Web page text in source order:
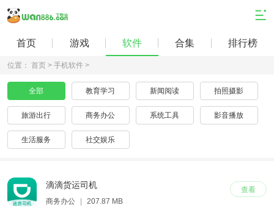
首页 游戏 软件 合集 排行榜
位置： 首页 > 手机软件 >
全部 教育学习 新闻阅读 拍照摄影
旅游出行 商务办公 系统工具 影音播放
生活服务 社交娱乐
查看
滴滴货运司机
商务办公 207.87 MB